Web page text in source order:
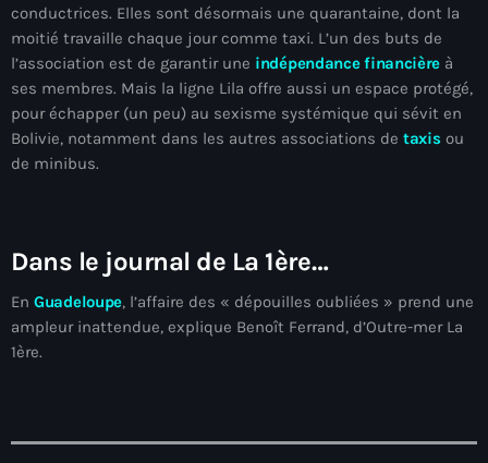
Alimentation
Aljany Narcius writer
Allemagne
American Airlines
Amérique latine
conductrices. Elles sont désormais une quarantaine, dont la
moitié travaille chaque jour comme taxi. L’un des buts de
l’association est de garantir une indépendance financière à
ses membres. Mais la ligne Lila offre aussi un espace protégé,
pour échapper (un peu) au sexisme systémique qui sévit en
Bolivie, notamment dans les autres associations de taxis ou
de minibus.
Dans le journal de La 1ère…
En Guadeloupe, l’affaire des « dépouilles oubliées » prend une
ampleur inattendue, explique Benoît Ferrand, d’Outre-mer La
1ère.